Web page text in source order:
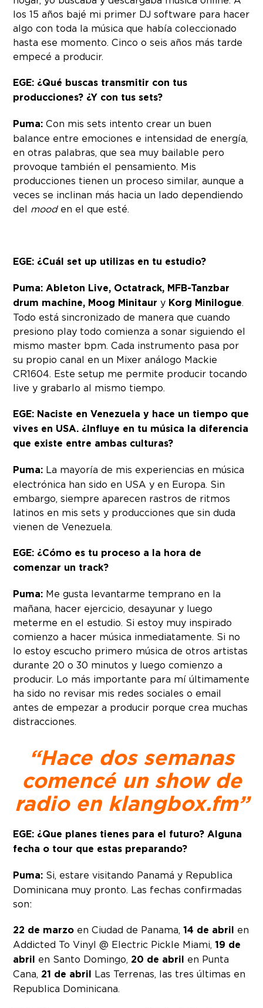
los 15 años bajé mi primer DJ software para hacer
algo con toda la música que había coleccionado
hasta ese momento. Cinco o seis años más tarde
empecé a producir.
EGE: ¿Qué buscas transmitir con tus
producciones? ¿Y con tus sets?
Puma: Con mis sets intento crear un buen
balance entre emociones e intensidad de energía,
en otras palabras, que sea muy bailable pero
provoque también el pensamiento. Mis
producciones tienen un proceso similar, aunque a
veces se inclinan más hacia un lado dependiendo
del mooden el que esté.
EGE: ¿Cuál set up utilizas en tu estudio?
Puma: Ableton Live, Octatrack, MFB-Tanzbar
drum machine, Moog Minitaur y Korg Minilogue.
Todo está sincronizado de manera que cuando
presiono play todo comienza a sonar siguiendo el
mismo master bpm. Cada instrumento pasa por
su propio canal en un Mixer análogo Mackie
CR1604. Este setup me permite producir tocando
live y grabarlo al mismo tiempo.
EGE: Naciste en Venezuela y hace un tiempo que
vives en USA. ¿Influye en tu música la diferencia
que existe entre ambas culturas?
Puma: La mayoría de mis experiencias en música
electrónica han sido en USA y en Europa. Sin
embargo, siempre aparecen rastros de ritmos
latinos en mis sets y producciones que sin duda
vienen de Venezuela.
EGE: ¿Cómo es tu proceso a la hora de
comenzar un track?
Puma: Me gusta levantarme temprano en la
mañana, hacer ejercicio, desayunar y luego
meterme en el estudio. Si estoy muy inspirado
comienzo a hacer música inmediatamente. Si no
lo estoy escucho primero música de otros artistas
durante 20 o 30 minutos y luego comienzo a
producir. Lo más importante para mí últimamente
ha sido no revisar mis redes sociales o email
antes de empezar a producir porque crea muchas
distracciones.
“Hace dos semanas
comencé un show de
radio en klangbox.fm”
EGE: ¿Que planes tienes para el futuro? Alguna
fecha o tour que estas preparando?
Puma: Si, estare visitando Panamá y Republica
Dominicana muy pronto. Las fechas confirmadas
son:
22 de marzo en Ciudad de Panama,14 de abril en
Addicted To Vinyl @ Electric Pickle Miami,19 de
abril en Santo Domingo, 20 de abril en Punta
Cana, 21 de abril Las Terrenas, las tres últimas en
Republica Dominicana.